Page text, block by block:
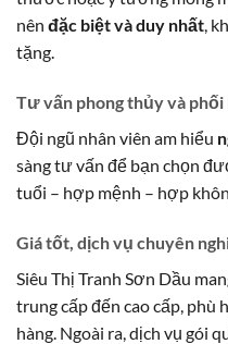
nên đặc biệt và duy nhất,
tặng.
Tư vấn phong thủy và
Đội ngũ nhân viên am hiểu
sàng tư vấn để bạn chọn
tuổi – hợp mệnh – hợp
Giá tốt, dịch vụ chuyên
Siêu Thị Tranh Sơn Dầu
trung cấp đến cao cấp,
hàng. Ngoài ra, dịch vụ gói